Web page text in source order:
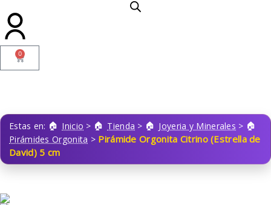
0
Estas en: Inicio > Tienda > Joyeria y Minerales >
Pirámides Orgonita > Pirámide Orgonita Citrino (Estrella de
David) 5 cm